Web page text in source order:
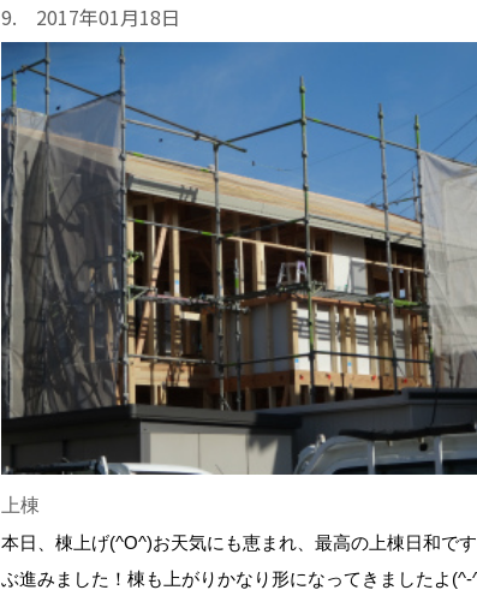
9. 2017年01月18日
上棟
本日、棟上げ(^O^)お天気にも恵まれ、最高の上棟日和で
ぶ進みました！棟も上がりかなり形になってきましたよ(^-